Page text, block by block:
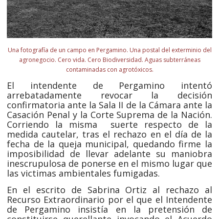
Una fotografía de un campo en Pergamino. Una postal del exterminio del
agronegocio. Cero vida. Cero Biodiversidad. Aguas subterráneas
contaminadas con agrotóxicos.
El intendente de Pergamino intentó
arrebatadamente revocar la decisión
confirmatoria ante la Sala II de la Cámara ante la
Casación Penal y la Corte Suprema de la Nación.
Corriendo la misma suerte respecto de la
medida cautelar, tras el rechazo en el día de la
fecha de la queja municipal, quedando firme la
imposibilidad de llevar adelante su maniobra
inescrupulosa de ponerse en el mismo lugar que
las victimas ambientales fumigadas.
En el escrito de Sabrina Ortiz al rechazo al
Recurso Extraordinario por el que el Intendente
de Pergamino insistía en la pretensión de